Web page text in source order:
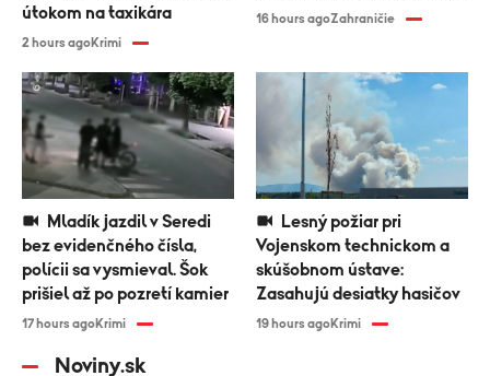
útokom na taxikára
2 hours agoKrimi
16 hours agoZahraničie
bez evidenčného čísla,
polícii sa vysmieval. Šok
prišiel až po pozretí kamier
17 hours agoKrimi
Vojenskom technickom a
skúšobnom ústave:
Zasahujú desiatky hasičov
19 hours agoKrimi
Noviny.sk